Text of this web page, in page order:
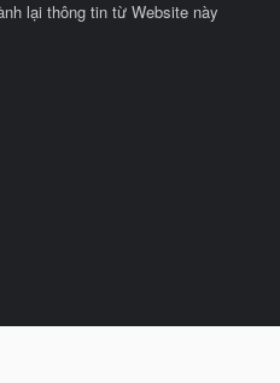
lại thông tin từ Website này